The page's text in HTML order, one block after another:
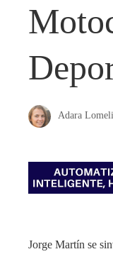
Adara
Jorge Martín se